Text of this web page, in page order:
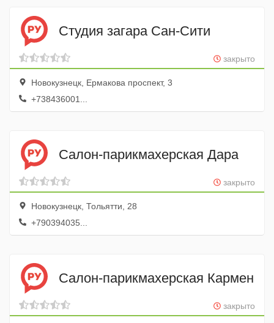
Студия загара Сан-Сити
закрыто
Новокузнецк, Ермакова проспект, 3
+738436001...
Салон-парикмахерская Дара
закрыто
Новокузнецк, Тольятти, 28
+790394035...
Салон-парикмахерская Кармен
закрыто